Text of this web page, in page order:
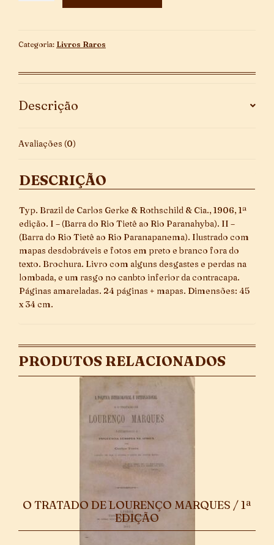
Categoria: Livros Raros
Descrição
Avaliações (0)
DESCRIÇÃO
Typ. Brazil de Carlos Gerke & Rothschild & Cia., 1906, 1ª
edição. I – (Barra do Rio Tietê ao Rio Paranahyba). II –
(Barra do Rio Tietê ao Rio Paranapanema). Ilustrado com
mapas desdobráveis e fotos em preto e branco fora do
texto. Brochura. Livro com alguns desgastes e perdas na
lombada, e um rasgo no canbto inferior da contracapa.
Páginas amareladas. 24 páginas + mapas. Dimensões: 45
x 34 cm.
PRODUTOS RELACIONADOS
O TRATADO DE LOURENÇO MARQUES / 1ª
EDIÇÃO